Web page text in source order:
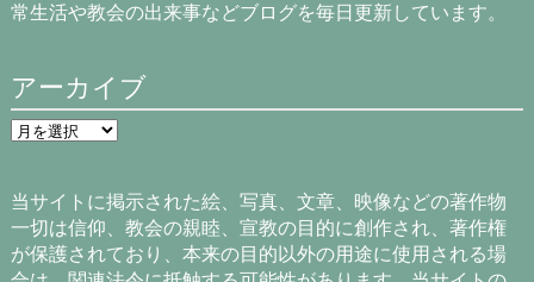
常生活や教会の出来事などブログを毎日更新しています。
アーカイブ
ア
ー
ブ
当サイトに掲示された絵、写真、文章、映像などの著作物
一切は信仰、教会の親睦、宣教の目的に創作され、著作権
が保護されており、本来の目的以外の用途に使用される場